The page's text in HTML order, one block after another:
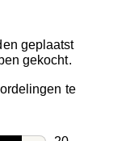
geplaatst
gekocht.
te